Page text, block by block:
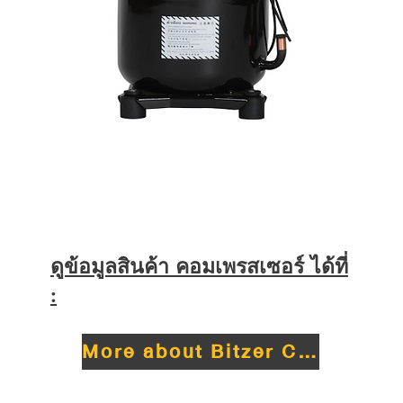
ซอร์และตัวขับจะถูกประกอบอยู่ในโครงสร้างเดียวกั
ดูข้อมูลสินค้า คอมเพรสเซอร์ ได้ที่
:
More about Bitzer Compressor